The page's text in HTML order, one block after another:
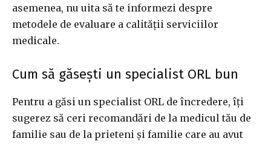
asemenea, nu uita să te informezi despre
metodele de evaluare a calității serviciilor
medicale.
Cum să găsești un specialist ORL bun
Pentru a găsi un specialist ORL de încredere, îți
sugerez să ceri recomandări de la medicul tău de
familie sau de la prieteni și familie care au avut